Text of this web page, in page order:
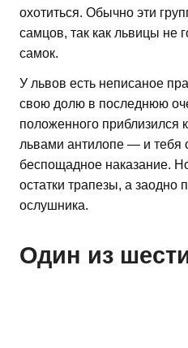
охотиться. Обычно эти
самцов, так как львицы не
самок.
У львов есть неписаное
свою долю в последнюю
положенного приблизился
львами антилопе — и тебя
беспощадное наказание.
остатки трапезы, а заодно
ослушника.
Один из